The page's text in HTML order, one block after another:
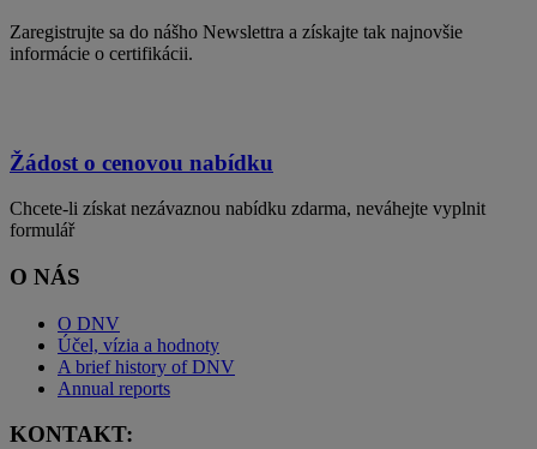
Zaregistrujte sa do nášho Newslettra a získajte tak najnovšie
informácie o certifikácii.
Žádost o cenovou nabídku
Chcete-li získat nezávaznou nabídku zdarma, neváhejte vyplnit
formulář
O NÁS
O DNV
Účel, vízia a hodnoty
A brief history of DNV
Annual reports
KONTAKT: